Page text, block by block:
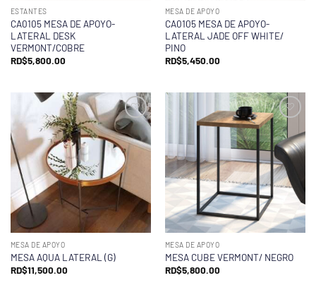
ESTANTES
CA0105 MESA DE APOYO-
LATERAL DESK
VERMONT/COBRE
RD$5,800.00
MESA DE APOYO
CA0105 MESA DE APOYO-
LATERAL JADE OFF WHITE/
PINO
RD$5,450.00
MESA DE APOYO
MESA AQUA LATERAL (G)
RD$11,500.00
MESA DE APOYO
MESA CUBE VERMONT/ NEGRO
RD$5,800.00